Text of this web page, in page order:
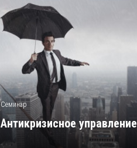
Семинар
Антикризисное управление